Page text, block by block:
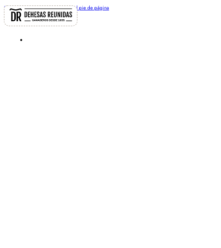
Saltar al contenido principalSaltar al pie de página